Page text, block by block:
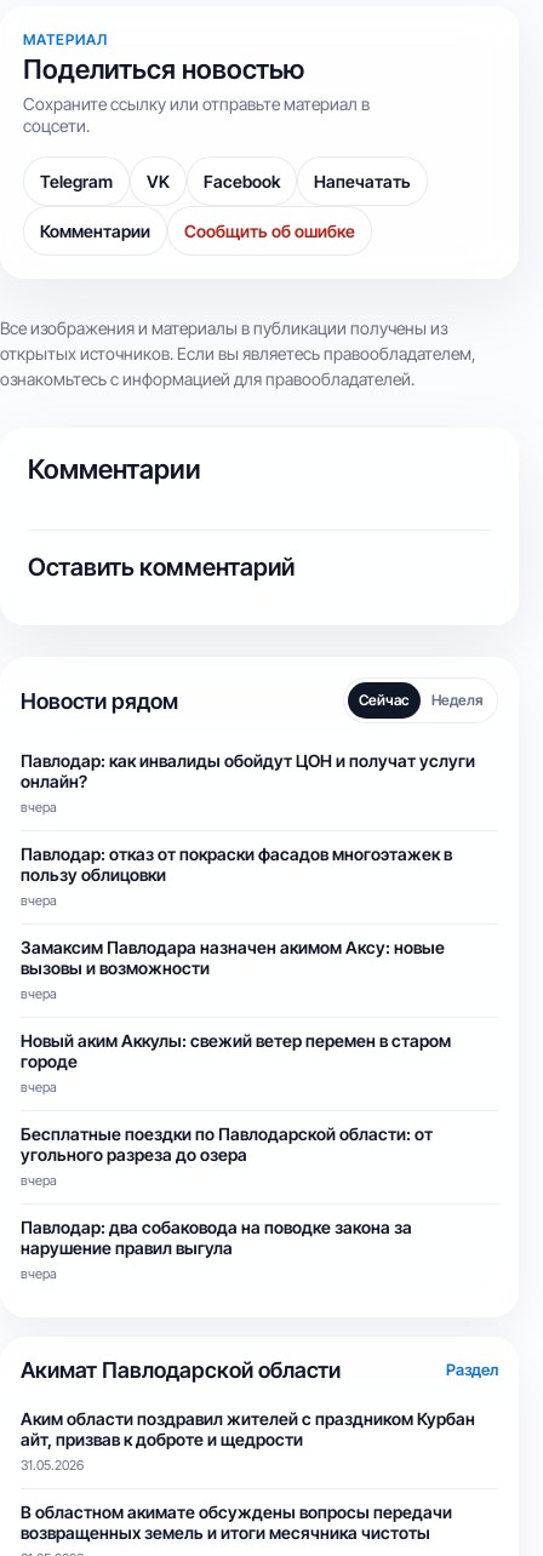
МАТЕРИАЛ
Поделиться новостью
Сохраните ссылку или отправьте материал в
соцсети.
Telegram VK Facebook Напечатать
Комментарии Сообщить об ошибке
Все изображения и материалы в публикации получены из
открытых источников. Если вы являетесь правообладателем,
ознакомьтесь с информацией для правообладателей.
Комментарии
Оставить комментарий
Новости рядом Сейчас Неделя
Павлодар: как инвалиды обойдут ЦОН и получат услуги
онлайн?
вчера
Павлодар: отказ от покраски фасадов многоэтажек в
пользу облицовки
вчера
Замаксим Павлодара назначен акимом Аксу: новые
вызовы и возможности
вчера
Новый аким Аккулы: свежий ветер перемен в старом
городе
вчера
Бесплатные поездки по Павлодарской области: от
угольного разреза до озера
вчера
Павлодар: два собаковода на поводке закона за
нарушение правил выгула
вчера
Акимат Павлодарской области Раздел
Аким области поздравил жителей с праздником Курбан
айт, призвав к доброте и щедрости
31.05.2026
В областном акимате обсуждены вопросы передачи
возвращенных земель и итоги месячника чистоты